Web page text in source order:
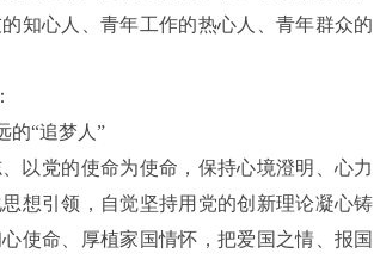
知心人、青年工作的热心人、青年群众的
的“追梦人”
以党的使命为使命，保持心境澄明、心力
想引领，自觉坚持用党的创新理论凝心铸
使命、厚植家国情怀，把爱国之情、报国